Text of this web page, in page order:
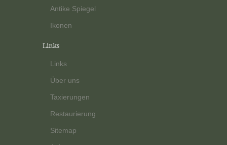
Antike Spiegel
Ikonen
Links
Links
Über uns
Taxierungen
Restaurierung
Sitemap